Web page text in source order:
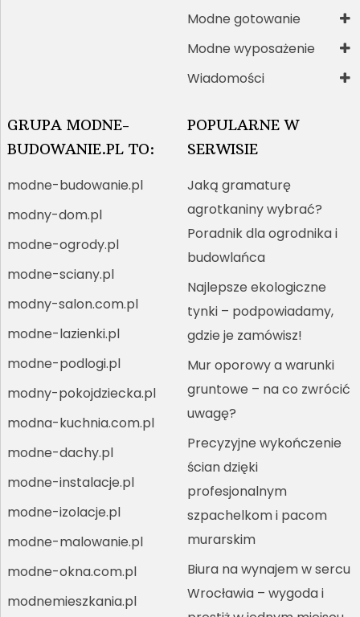
Modne gotowanie
Modne wyposażenie
Wiadomości
GRUPA MODNE-
BUDOWANIE.PL TO:
modne-budowanie.pl
modny-dom.pl
modne-ogrody.pl
modne-sciany.pl
modny-salon.com.pl
modne-lazienki.pl
modne-podlogi.pl
modny-pokojdziecka.pl
modna-kuchnia.com.pl
modne-dachy.pl
modne-instalacje.pl
modne-izolacje.pl
modne-malowanie.pl
modne-okna.com.pl
modnemieszkania.pl
POPULARNE W
SERWISIE
Jaką gramaturę
agrotkaniny wybrać?
Poradnik dla ogrodnika i
budowlańca
Najlepsze ekologiczne
tynki – podpowiadamy,
gdzie je zamówisz!
Mur oporowy a warunki
gruntowe – na co zwrócić
uwagę?
Precyzyjne wykończenie
ścian dzięki
profesjonalnym
szpachelkom i pacom
murarskim
Biura na wynajem w sercu
Wrocławia – wygoda i